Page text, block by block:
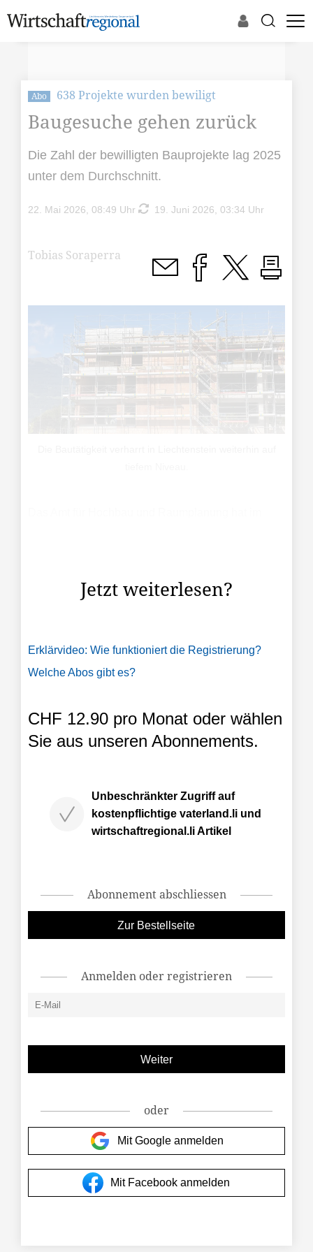
Abo 638 Projekte wurden bewiligt
Baugesuche gehen zurück
Die Zahl der bewilligten Bauprojekte lag 2025
unter dem Durchschnitt.
22. Mai 2026, 08:49 Uhr 19. Juni 2026, 03:34 Uhr
Tobias Soraperra
Jetzt weiterlesen?
Erklärvideo: Wie funktioniert die Registrierung?
Welche Abos gibt es?
CHF 12.90 pro Monat oder wählen
Sie aus unseren Abonnements.
Unbeschränkter Zugriff auf
kostenpflichtige vaterland.li und
wirtschaftregional.li Artikel
Abonnement abschliessen
Zur Bestellseite
Anmelden oder registrieren
oder
Mit Google anmelden
Mit Facebook anmelden